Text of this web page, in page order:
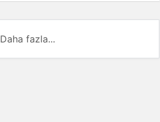
Daha fazla...